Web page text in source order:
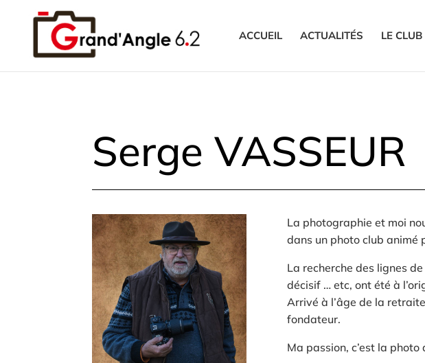
ACCUEIL ACTUALITÉS LE CLUB
Serge VASSEUR
La photographie et moi
dans un photo club animé
La recherche des lignes
décisif … etc, ont été à
Arrivé à l’âge de la
fondateur.
Ma passion, c’est la